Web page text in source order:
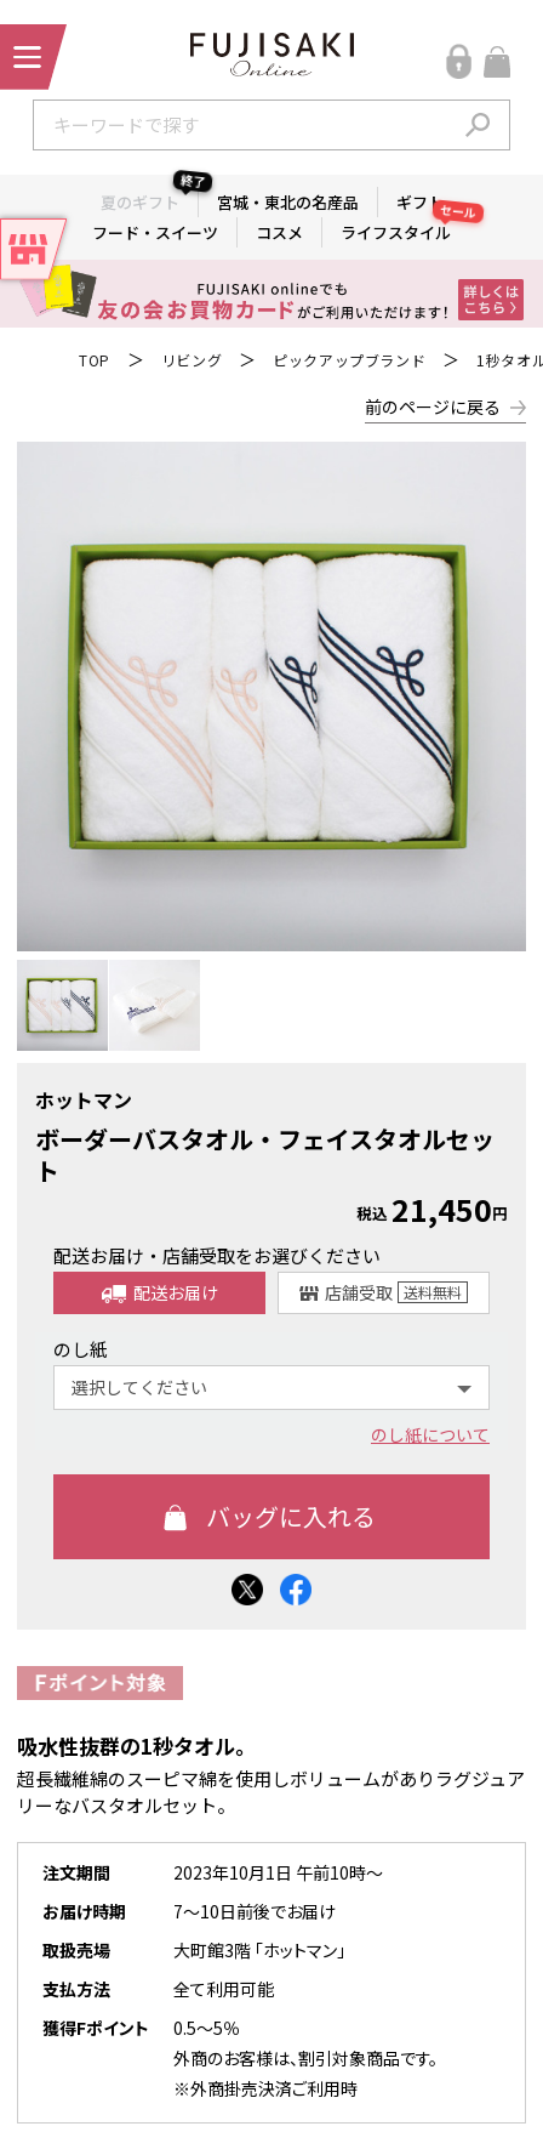
夏のギフト
終了
宮城・東北の名産品
ギフト
フード・スイーツ
コスメ ライフスタイル
セール
TOP ＞ リビング ＞ ピックアップブランド ＞ 1秒タオ
前のページに戻る
ホットマン
ボーダーバスタオル・フェイスタオルセッ
ト
税込 21,450円
配送お届け・店舗受取をお選びください
配送お届け 店舗受取 送料無料
のし紙
のし紙について
吸水性抜群の1秒タオル。
超長繊維綿のスーピマ綿を使用しボリュームがありラグジュア
リーなバスタオルセット。
注文期間
2023年10月1日 午前10時～
お届け時期
7～10日前後でお届け
取扱売場
大町館3階 「ホットマン」
支払方法
全て利用可能
獲得Fポイント
0.5～5％
外商のお客様は、割引対象商品です。
※外商掛売決済ご利用時